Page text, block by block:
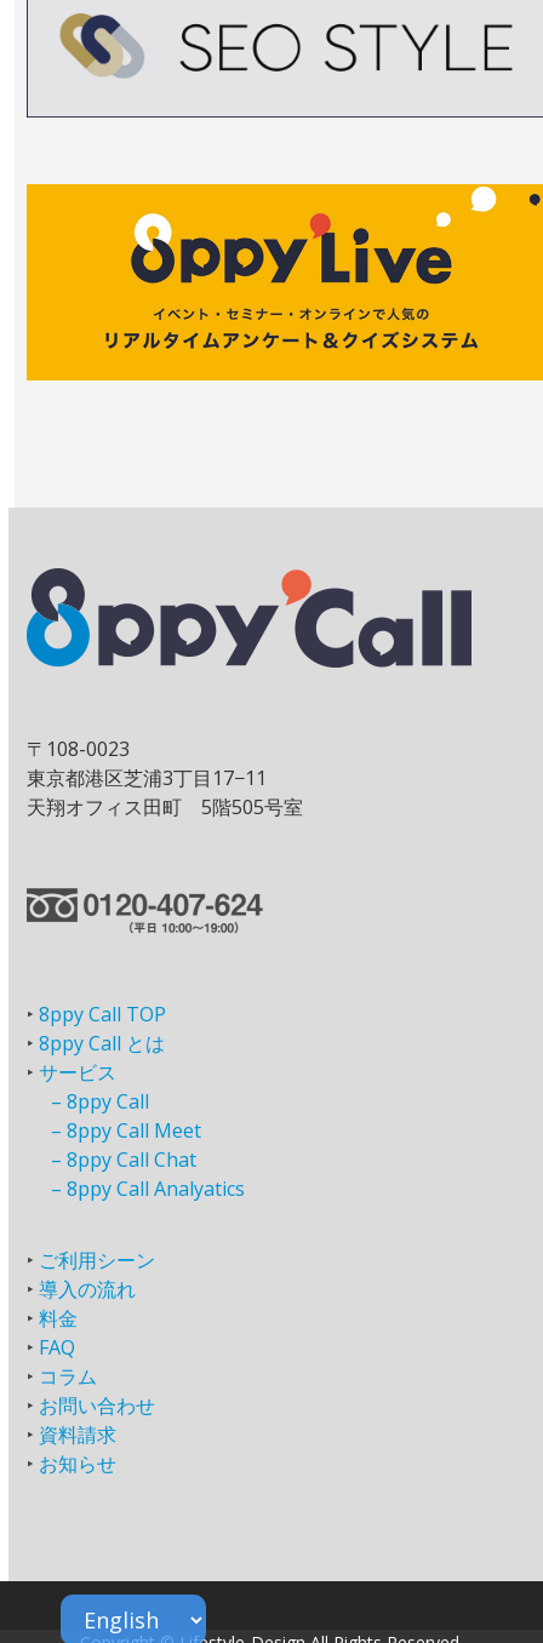
〒108-0023
東京都港区芝浦3丁目17−11
天翔オフィス田町 5階505号室
‣8ppy Call TOP
‣8ppy Call とは
‣サービス
–8ppy Call
–8ppy Call Meet
–8ppy Call Chat
–8ppy Call Analyatics
‣ ご利用シーン
‣導入の流れ
‣料金
‣ FAQ
‣ コラム
‣ お問い合わせ
‣ 資料請求
‣ お知らせ